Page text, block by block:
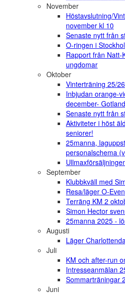
November
Höstavslutning/
november kl 10
Senaste nytt från
O-ringen i
Rapport från Natt-
ungdomar
Oktober
Vinterträning 25/26
Inbjudan orange-
december- Gotland
Senaste nytt från
Aktiviteter i höst
seniorer!
25manna,
personalschema
September
Klubbkväll med
Resa/läger O-
Terräng KM 2
Simon Hector
25manna 2025 -
Augusti
Läger
Juli
KM och after-run
Intresseanmälan
Sommarträningar
Juni